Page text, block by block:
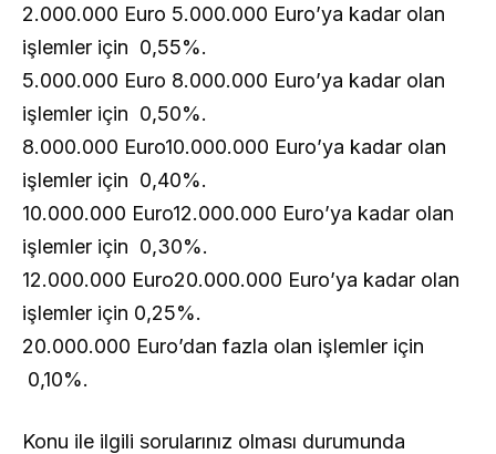
2.000.000 Euro 5.000.000 Euro’ya kadar olan
işlemler için 0,55%.
5.000.000 Euro 8.000.000 Euro’ya kadar olan
işlemler için 0,50%.
8.000.000 Euro10.000.000 Euro’ya kadar olan
işlemler için 0,40%.
10.000.000 Euro12.000.000 Euro’ya kadar olan
işlemler için 0,30%.
12.000.000 Euro20.000.000 Euro’ya kadar olan
işlemler için 0,25%.
20.000.000 Euro’dan fazla olan işlemler için
0,10%.
Konu ile ilgili sorularınız olması durumunda